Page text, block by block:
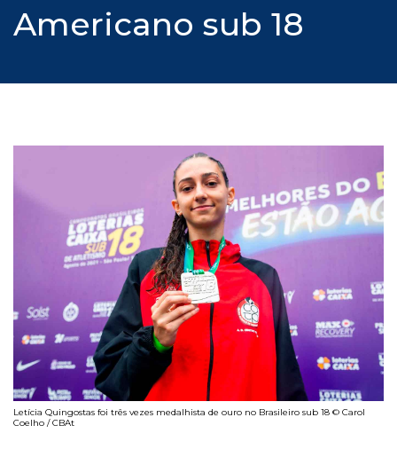
Americano sub 18
Letícia Quingostas foi três vezes medalhista de ouro no Brasileiro sub 18 © Carol
Coelho / CBAt